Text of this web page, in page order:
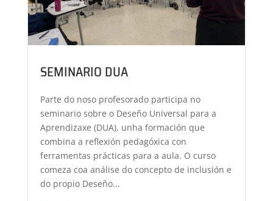
SEMINARIO DUA
Parte do noso profesorado participa no
seminario sobre o Deseño Universal para a
Aprendizaxe (DUA), unha formación que
combina a reflexión pedagóxica con
ferramentas prácticas para a aula. O curso
comeza coa análise do concepto de inclusión e
do propio Deseño...